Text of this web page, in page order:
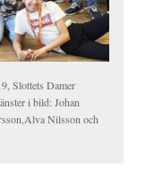
Slottets Damer
i bild: Johan
Nilsson och